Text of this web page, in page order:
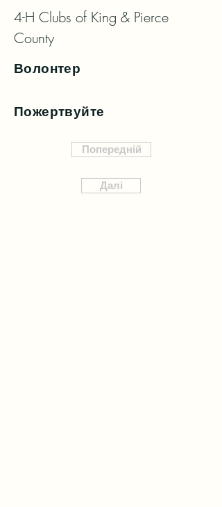
4-H Clubs of King & Pierce
County
Волонтер
Пожертвуйте
Попередній
Далі